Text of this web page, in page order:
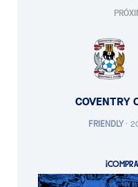
COVENTRY
FRIENDLY·